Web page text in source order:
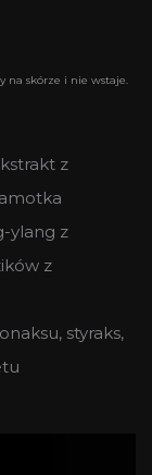
na skórze i nie wstaje.
z
ylang z
z
styraks,